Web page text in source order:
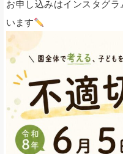
お申し込みはインスタグ
います